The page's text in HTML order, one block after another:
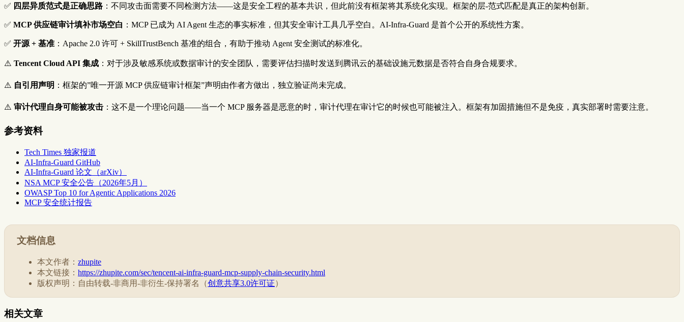
✅ 四层异质范式是正确思路 ：不同攻击面需要不同检测方法——这是安全工程的基本共识，但此前没有框架将其系统化实现。框架的层-范式匹配是真正的架构创新。
✅ MCP 供应链审计填补市场空白 ：MCP 已成为 AI Agent 生态的事实标准，但其安全审计工具几乎空白。AI-Infra-Guard 是首个公开的系统性方案。
✅ 开源 + 基准 ：Apache 2.0 许可 + SkillTrustBench 基准的组合，有助于推动 Agent 安全测试的标准化。
⚠️ Tencent Cloud API 集成 ：对于涉及敏感系统或数据审计的安全团队，需要评估扫描时发送到腾讯云的基础设施元数据是否符合自身合规要求。
⚠️ 自引用声明 ：框架的”唯一开源 MCP 供应链审计框架”声明由作者方做出，独立验证尚未完成。
⚠️ 审计代理自身可能被攻击 ：这不是一个理论问题——当一个 MCP 服务器是恶意的时，审计代理在审计它的时候也可能被注入。框架有加固措施但不是免疫，真实部署时需要注意。
参考资料
Tech Times 独家报道
AI-Infra-Guard GitHub
AI-Infra-Guard 论文（arXiv）
NSA MCP 安全公告（2026年5月）
OWASP Top 10 for Agentic Applications 2026
MCP 安全统计报告
文档信息
本文作者： zhupite
本文链接： https://zhupite.com/sec/tencent-ai-infra-guard-mcp-supply-chain-security.html
版权声明：自由转载-非商用-非衍生-保持署名（创意共享3.0许可证）
相关文章